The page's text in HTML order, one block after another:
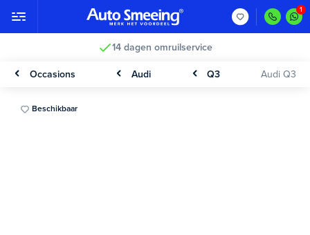
14 dagen omruilservice
Occasions Audi Q3 Audi Q3
Beschikbaar